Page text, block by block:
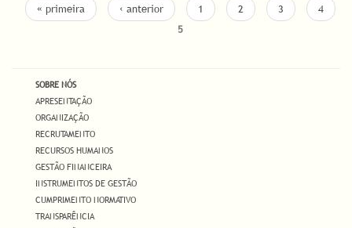
« primeira ‹ anterior 1 2 3
4
5
SOBRE NÓS
APRESENTAÇÃO
ORGANIZAÇÃO
RECRUTAMENTO
RECURSOS HUMANOS
GESTÃO FINANCEIRA
INSTRUMENTOS DE GESTÃO
CUMPRIMENTO NORMATIVO
TRANSPARÊNCIA